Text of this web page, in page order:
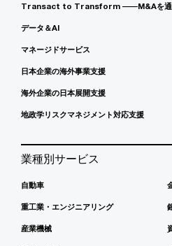
Transact to Transform ――M&Aを通
データ＆AI
マネージドサービス
日本企業の海外事業支援
海外企業の日本展開支援
地政学リスクマネジメント対応支援
業種別サービス
自動車
重工業・エンジニアリング
産業機械